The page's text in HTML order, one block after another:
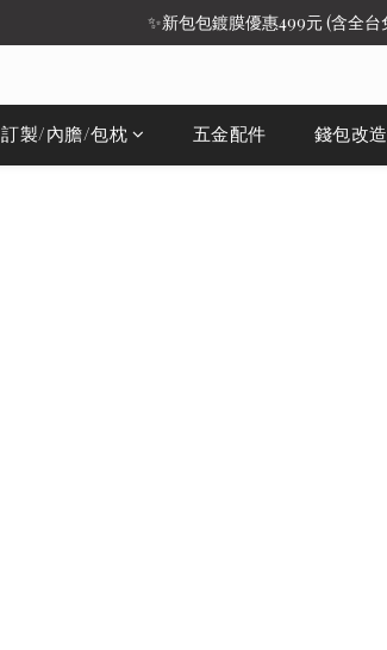
✨新包包鍍膜優惠499元 (含全台
訂製/內膽/包枕 五金配件 錢包改